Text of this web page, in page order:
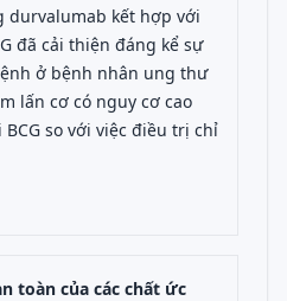
durvalumab kết hợp với
đã cải thiện đáng kể sự
ở bệnh nhân ung thư
lấn cơ có nguy cơ cao
so với việc điều trị chỉ
toàn của các chất ức